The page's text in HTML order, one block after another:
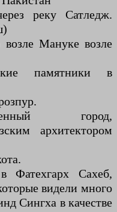
реку Сатледж.
Мануке возле
памятники в
город,
архитектором
Фатехгарх Сахеб,
видели много
Сингха в качестве